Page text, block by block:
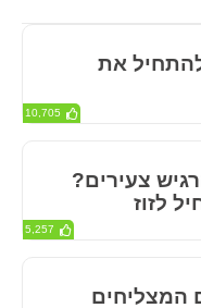
להתחיל את
10,705
צעירים?
5,257
המצליחים